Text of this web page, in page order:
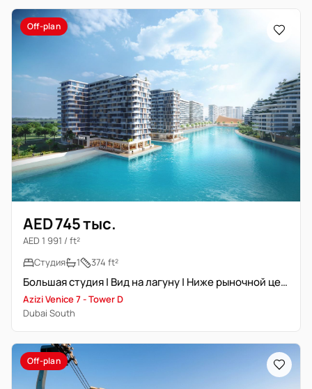
Off-plan
AED 745 тыс.
AED 1 991 / ft²
Студия
1 374 ft²
Большая студия | Вид на лагуну | Ниже рыночной цены
Azizi Venice 7 - Tower D
Dubai South
Off-plan